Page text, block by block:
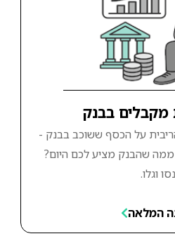
מקבלים בבנק
על הכסף ששוכב בבנק -
שהבנק מציע לכם היום?
וגלו.
המלאה